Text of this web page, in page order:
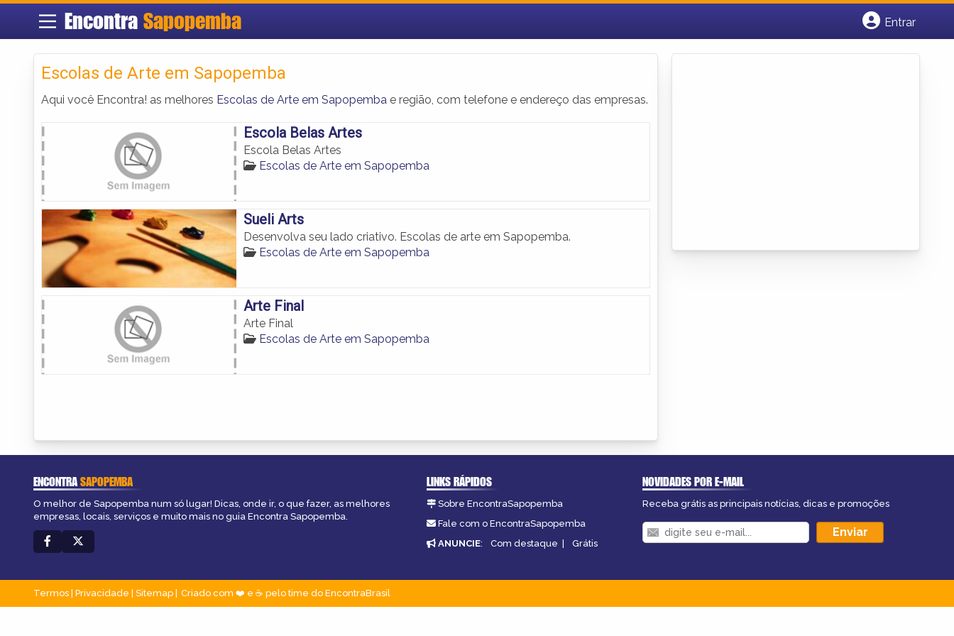
Encontra Sapopemba
Entrar
Escolas de Arte em Sapopemba
Aqui você Encontra! as melhores Escolas de Arte em Sapopemba e região, com telefone e endereço das empresas.
Escola Belas Artes
Escola Belas Artes
Escolas de Arte em Sapopemba
Sueli Arts
Desenvolva seu lado criativo. Escolas de arte em Sapopemba.
Escolas de Arte em Sapopemba
Arte Final
Arte Final
Escolas de Arte em Sapopemba
ENCONTRASAPOPEMBA
O melhor de Sapopemba num só lugar! Dicas, onde ir, o que fazer, as melhores
empresas, locais, serviços e muito mais no guia Encontra Sapopemba.
LINKS RÁPIDOS
Sobre EncontraSapopemba
Fale com o EncontraSapopemba
ANUNCIE: Com destaque | Grátis
NOVIDADES POR E-MAIL
Receba grátis as principais notícias, dicas e promoções
Termos Privacidade Sitemap Criado com ❤️ e ☕ pelo time do EncontraBrasil